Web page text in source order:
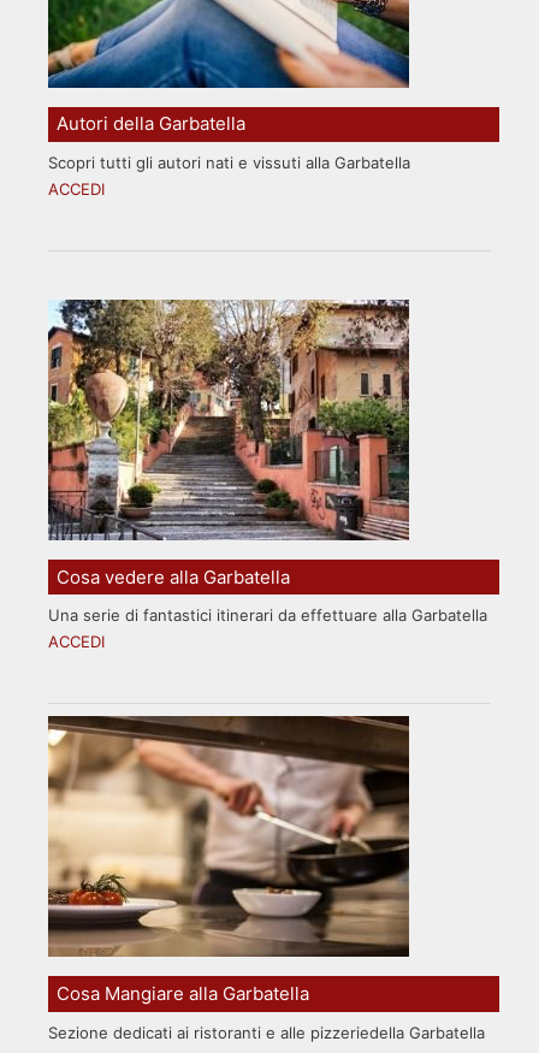
Autori della Garbatella
Scopri tutti gli autori nati e vissuti alla Garbatella
ACCEDI
Cosa vedere alla Garbatella
Una serie di fantastici itinerari da effettuare alla Garbatella
ACCEDI
Cosa Mangiare alla Garbatella
Sezione dedicati ai ristoranti e alle pizzeriedella Garbatella